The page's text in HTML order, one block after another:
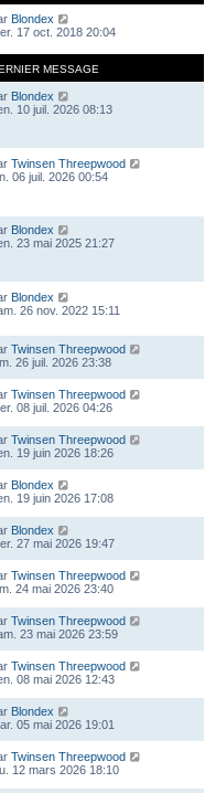
Blondex
17 oct. 2018 20:04
MESSAGE
Blondex
10 juil. 2026 08:13
Twinsen Threepwood
06 juil. 2026 00:54
Blondex
23 mai 2025 21:27
Blondex
26 nov. 2022 15:11
Twinsen Threepwood
26 juil. 2026 23:38
Twinsen Threepwood
08 juil. 2026 04:26
Twinsen Threepwood
19 juin 2026 18:26
Blondex
19 juin 2026 17:08
Blondex
27 mai 2026 19:47
Twinsen Threepwood
24 mai 2026 23:40
Twinsen Threepwood
23 mai 2026 23:59
Twinsen Threepwood
08 mai 2026 12:43
Blondex
05 mai 2026 19:01
Twinsen Threepwood
12 mars 2026 18:10